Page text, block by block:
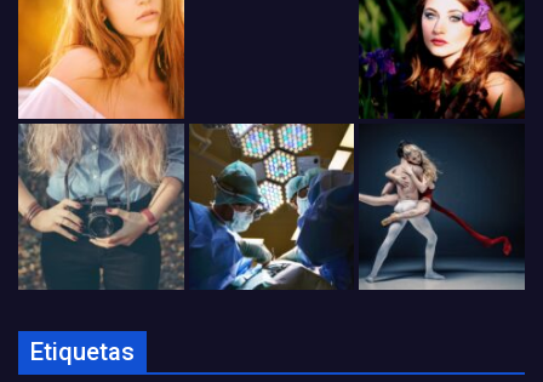
Etiquetas